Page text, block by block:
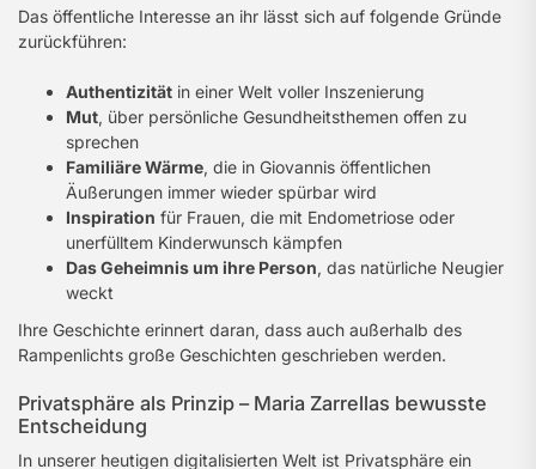
Das öffentliche Interesse an ihr lässt sich auf folgende Gründe
zurückführen:
Authentizität in einer Welt voller Inszenierung
Mut, über persönliche Gesundheitsthemen offen zu
sprechen
Familiäre Wärme, die in Giovannis öffentlichen
Äußerungen immer wieder spürbar wird
Inspiration für Frauen, die mit Endometriose oder
unerfülltem Kinderwunsch kämpfen
Das Geheimnis um ihre Person, das natürliche Neugier
weckt
Ihre Geschichte erinnert daran, dass auch außerhalb des
Rampenlichts große Geschichten geschrieben werden.
Privatsphäre als Prinzip – Maria Zarrellas bewusste
Entscheidung
In unserer heutigen digitalisierten Welt ist Privatsphäre ein